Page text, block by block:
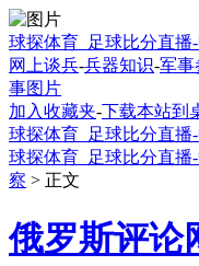
球探体育_足球比分直播
网上谈兵-兵器知识-军事
事图片
加入收藏夹-下载本站到
球探体育_足球比分直播
球探体育_足球比分直播
察 > 正文
俄罗斯评论